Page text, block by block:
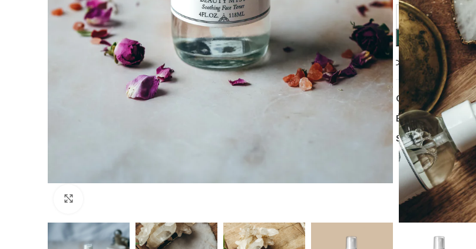
Compare
Catégorie : Spirit
Étiquettes :
beauté
Share: